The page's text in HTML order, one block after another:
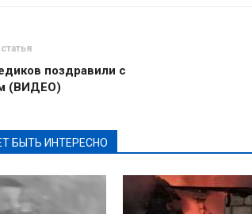
поздравили с
(ВИДЕО)
БЫТЬ ИНТЕРЕСНО